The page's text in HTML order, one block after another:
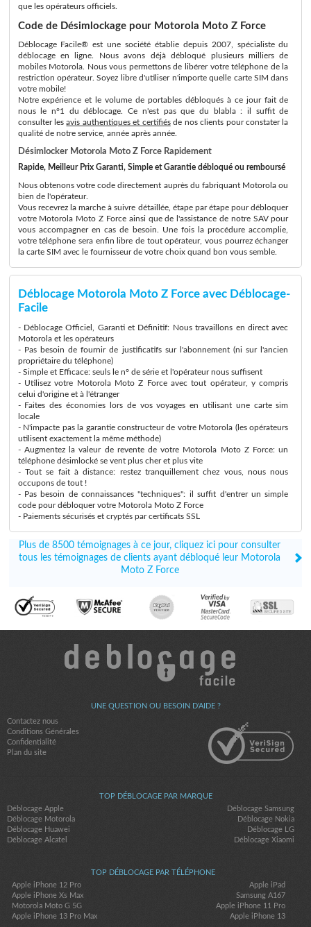
que les opérateurs officiels.
Code de Désimlockage pour Motorola Moto Z Force
Déblocage Facile® est une société établie depuis 2007, spécialiste du
déblocage en ligne. Nous avons déjà débloqué plusieurs milliers de
mobiles Motorola. Nous vous permettons de libérer votre téléphone de la
restriction opérateur. Soyez libre d'utiliser n'importe quelle carte SIM dans
votre mobile!
Notre expérience et le volume de portables débloqués à ce jour fait de
nous le n°1 du déblocage. Ce n'est pas que du blabla : il suffit de
consulter lesavis authentiques et certifiésde nos clients pour constater la
qualité de notre service, année après année.
Désimlocker Motorola Moto Z Force Rapidement
Rapide, Meilleur Prix Garanti, Simple et Garantie débloqué ou remboursé
Nous obtenons votre code directement auprès du fabriquant Motorola ou
bien de l'opérateur.
Vous recevrez la marche à suivre détaillée, étape par étape pour débloquer
votre Motorola Moto Z Force ainsi que de l'assistance de notre SAV pour
vous accompagner en cas de besoin. Une fois la procédure accomplie,
votre téléphone sera enfin libre de tout opérateur, vous pourrez échanger
la carte SIM avec le fournisseur de votre choix quand bon vous semble.
Déblocage Motorola Moto Z Force avec Déblocage-
Facile
- Déblocage Officiel, Garanti et Définitif: Nous travaillons en direct avec
Motorola et les opérateurs
- Pas besoin de fournir de justificatifs sur l'abonnement (ni sur l'ancien
propriétaire du téléphone)
- Simple et Efficace: seuls le n° de série et l'opérateur nous suffisent
- Utilisez votre Motorola Moto Z Force avec tout opérateur, y compris
celui d'origine et à l'étranger
- Faites des économies lors de vos voyages en utilisant une carte sim
locale
- N'impacte pas la garantie constructeur de votre Motorola (les opérateurs
utilisent exactement la même méthode)
- Augmentez la valeur de revente de votre Motorola Moto Z Force: un
téléphone désimlocké se vent plus cher et plus vite
- Tout se fait à distance: restez tranquillement chez vous, nous nous
occupons de tout !
- Pas besoin de connaissances "techniques": il suffit d'entrer un simple
code pour débloquer votre Motorola Moto Z Force
- Paiements sécurisés et cryptés par certificats SSL
Plus de 8500 témoignages à ce jour, cliquez ici pour consulter
tous les témoignages de clients ayant débloqué leur Motorola
Moto Z Force
UNE QUESTION OU BESOIN D'AIDE ?
Contactez nous
Conditions Générales
Confidentialité
Plan du site
TOP DÉBLOCAGE PAR MARQUE
Déblocage Apple
Déblocage Samsung
Déblocage Motorola
Déblocage Nokia
Déblocage Huawei
Déblocage LG
Déblocage Alcatel
Déblocage Xiaomi
TOP DÉBLOCAGE PAR TÉLÉPHONE
Apple iPhone 12 Pro
Apple iPad
Apple iPhone Xs Max
Samsung A167
Motorola Moto G 5G
Apple iPhone 11 Pro
Apple iPhone 13 Pro Max
Apple iPhone 13